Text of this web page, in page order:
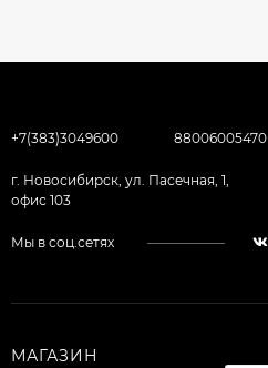
+7(383)3049600 88006005470
г. Новосибирск, ул. Пасечная, 1,
офис 103
Мы в соц.сетях
МАГАЗИН